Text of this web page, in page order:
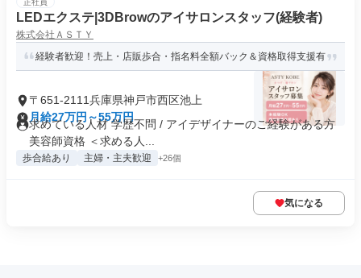
正社員
LEDエクステ|3DBrowのアイサロンスタッフ(経験者)
株式会社ＡＳＴＹ
経験者歓迎！売上・店販歩合・指名料全額バック＆資格取得支援有
〒651-2111兵庫県神戸市西区池上
月給27万円～55万円
求めている人材 学歴不問 / アイデザイナーのご経験がある方
美容師資格 ＜求める人...
歩合給あり 主婦・主夫歓迎 +26個
気になる